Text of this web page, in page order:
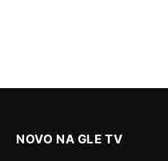
NOVO NA GLE TV